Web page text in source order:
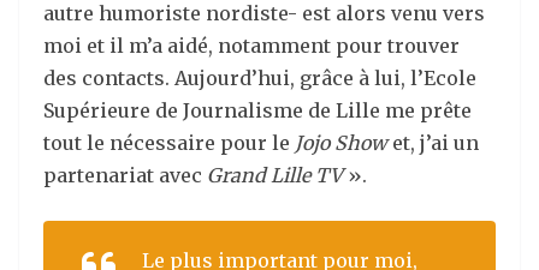
autre humoriste nordiste- est alors venu vers
moi et il m’a aidé, notamment pour trouver
des contacts. Aujourd’hui, grâce à lui, l’Ecole
Supérieure de Journalisme de Lille me prête
tout le nécessaire pour le Jojo Showet, j’ai un
partenariat avec Grand Lille TV».
Le plus important pour moi,